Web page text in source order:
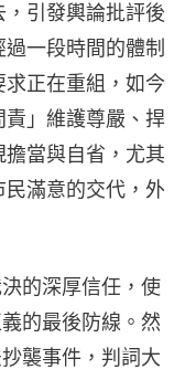
引發輿論批評後
一段時間的體制
正在重組，如今
」維護尊嚴、捍
當與自省，尤其
滿意的交代，外
的深厚信任，使
的最後防線。然
襲事件，判詞大